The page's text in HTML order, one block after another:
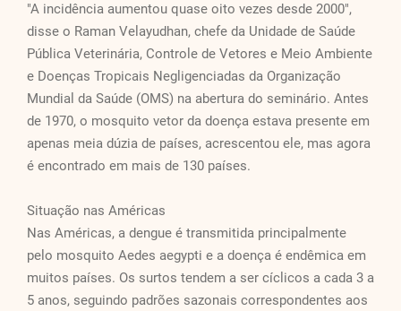
"A incidência aumentou quase oito vezes desde 2000",
disse o Raman Velayudhan, chefe da Unidade de Saúde
Pública Veterinária, Controle de Vetores e Meio Ambiente
e Doenças Tropicais Negligenciadas da Organização
Mundial da Saúde (OMS) na abertura do seminário. Antes
de 1970, o mosquito vetor da doença estava presente em
apenas meia dúzia de países, acrescentou ele, mas agora
é encontrado em mais de 130 países.
Situação nas Américas
Nas Américas, a dengue é transmitida principalmente
pelo mosquito Aedes aegypti e a doença é endêmica em
muitos países. Os surtos tendem a ser cíclicos a cada 3 a
5 anos, seguindo padrões sazonais correspondentes aos